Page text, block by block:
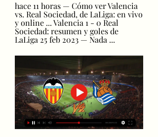
hace 11 horas — Cómo ver Valencia
vs. Real Sociedad, de LaLiga: en vivo
y online ... Valencia 1 - 0 Real
Sociedad: resumen y goles de
LaLiga 25 feb 2023 — Nada ...